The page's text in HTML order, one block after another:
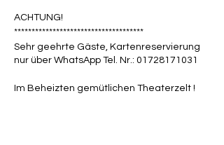
ACHTUNG!
*************************************
Sehr geehrte Gäste, Kartenreservierung
nur über WhatsApp Tel. Nr.: 01728171031
Im Beheizten gemütlichen Theaterzelt !